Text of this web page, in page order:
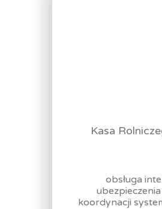
Kasa
obsługa
koordynacji